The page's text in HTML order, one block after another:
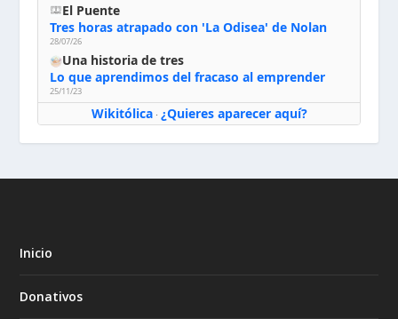
El Puente
Tres horas atrapado con 'La Odisea' de Nolan
28/07/26
Una historia de tres
Lo que aprendimos del fracaso al emprender
25/11/23
Wikitólica· ¿Quieres aparecer aquí?
Inicio
Donativos